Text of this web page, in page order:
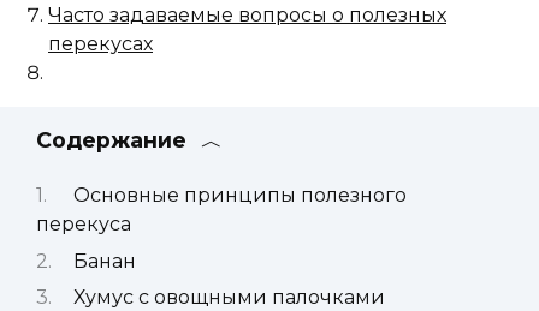
Часто задаваемые вопросы о полезных
перекусах
Содержание
Основные принципы полезного
перекуса
Банан
Хумус с овощными палочками